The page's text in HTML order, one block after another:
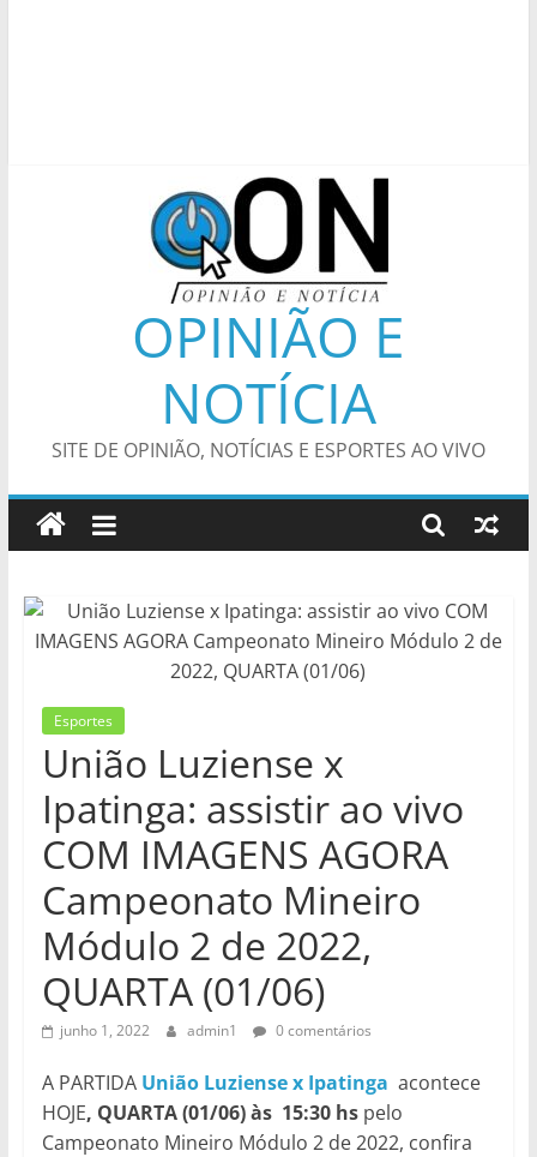
OPINIÃO E
NOTÍCIA
SITE DE OPINIÃO, NOTÍCIAS E ESPORTES AO VIVO
Esportes
União Luziense x
Ipatinga: assistir ao vivo
COM IMAGENS AGORA
Campeonato Mineiro
Módulo 2 de 2022,
QUARTA (01/06)
junho 1, 2022 admin1 0 comentários
A PARTIDAUnião Luziense x Ipatinga acontece
HOJE, QUARTA (01/06) às 15:30 hspelo
Campeonato Mineiro Módulo 2 de 2022, confira